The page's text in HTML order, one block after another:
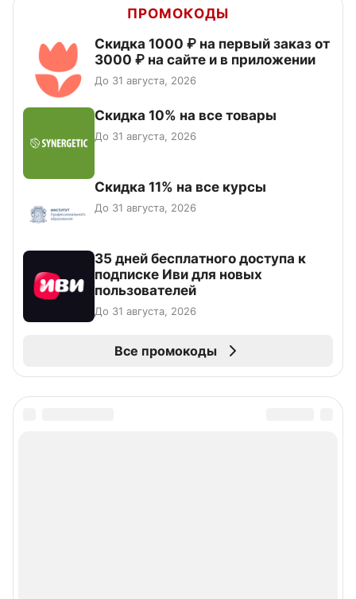
ПРОМОКОДЫ
Скидка 1000 ₽ на первый заказ от
3000 ₽ на сайте и в приложении
До 31 августа, 2026
Скидка 10% на все товары
До 31 августа, 2026
Скидка 11% на все курсы
До 31 августа, 2026
35 дней бесплатного доступа к
подписке Иви для новых
пользователей
До 31 августа, 2026
Все промокоды